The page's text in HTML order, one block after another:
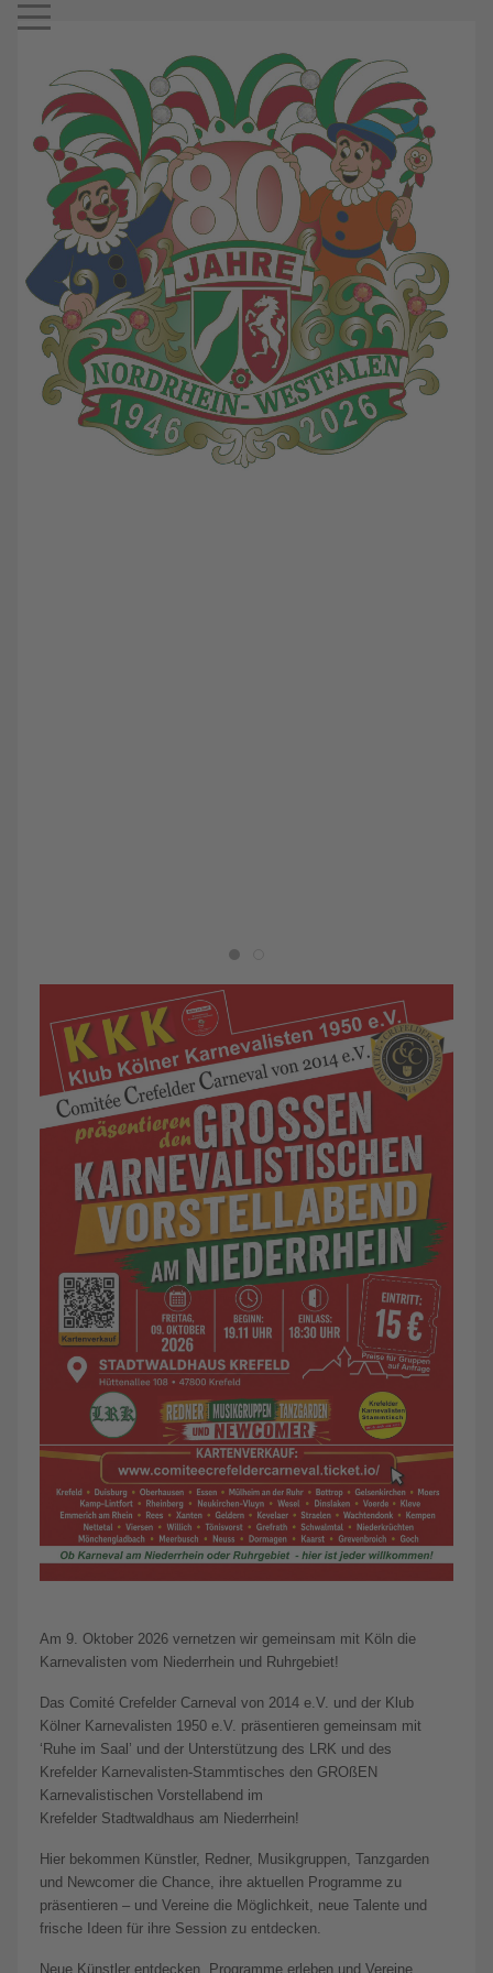
Mobile Menu Toggle
Am 9. Oktober 2026 vernetzen wir gemeinsam mit Köln die
Karnevalisten vom Niederrhein und Ruhrgebiet!
Das Comité Crefelder Carneval von 2014 e.V. und der Klub
Kölner Karnevalisten 1950 e.V. präsentieren gemeinsam mit
‘Ruhe im Saal’ und der Unterstützung des LRK und des
Krefelder Karnevalisten-Stammtisches den GROßEN
Karnevalistischen Vorstellabend im
Krefelder Stadtwaldhaus am Niederrhein!
Hier bekommen Künstler, Redner, Musikgruppen, Tanzgarden
und Newcomer die Chance, ihre aktuellen Programme zu
präsentieren – und Vereine die Möglichkeit, neue Talente und
frische Ideen für ihre Session zu entdecken.
Neue Künstler entdecken, Programme erleben und Vereine